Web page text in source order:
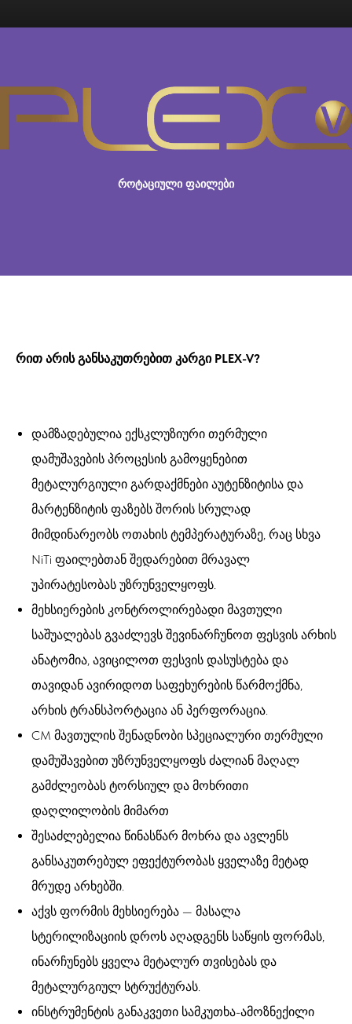
როტაციული ფაილები
რით არის განსაკუთრებით კარგი PLEX-V?
დამზადებულია ექსკლუზიური თერმული
დამუშავების პროცესის გამოყენებით
მეტალურგიული გარდაქმნები აუტენზიტისა და
მარტენზიტის ფაზებს შორის სრულად
მიმდინარეობს ოთახის ტემპერატურაზე, რაც სხვა
NiTi ფაილებთან შედარებით მრავალ
უპირატესობას უზრუნველყოფს.
მეხსიერების კონტროლირებადი მავთული
საშუალებას გვაძლევს შევინარჩუნოთ ფესვის არხის
ანატომია, ავიცილოთ ფესვის დასუსტება და
თავიდან ავირიდოთ საფეხურების წარმოქმნა,
არხის ტრანსპორტაცია ან პერფორაცია.
CM მავთულის შენადნობი სპეციალური თერმული
დამუშავებით უზრუნველყოფს ძალიან მაღალ
გამძლეობას ტორსიულ და მოხრითი
დაღლილობის მიმართ
შესაძლებელია წინასწარ მოხრა და ავლენს
განსაკუთრებულ ეფექტურობას ყველაზე მეტად
მრუდე არხებში.
აქვს ფორმის მეხსიერება — მასალა
სტერილიზაციის დროს აღადგენს საწყის ფორმას,
ინარჩუნებს ყველა მეტალურ თვისებას და
მეტალურგიულ სტრუქტურას.
ინსტრუმენტის განაკვეთი სამკუთხა-ამოზნექილი